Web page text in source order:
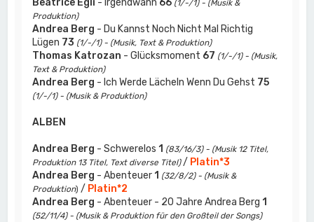
Beatrice Egli - Irgendwann 66 (1/-/1) - (Musik &
Produktion)
Andrea Berg - Du Kannst Noch Nicht Mal Richtig
Lügen 73 (1/-/1) - (Musik, Text & Produktion)
Thomas Katrozan - Glücksmoment 67 (1/-/1) - (Musik,
Text & Produktion)
Andrea Berg - Ich Werde Lächeln Wenn Du Gehst 75
(1/-/1) - (Musik & Produktion)
ALBEN
Andrea Berg - Schwerelos 1 (83/16/3) - (Musik 12 Titel,
Produktion 13 Titel, Text diverse Titel)/ Platin*3
Andrea Berg - Abenteuer 1 (32/8/2) - (Musik &
Produktion) / Platin*2
Andrea Berg - Abenteuer - 20 Jahre Andrea Berg 1
(52/11/4) - (Musik & Produktion für den Großteil der Songs)